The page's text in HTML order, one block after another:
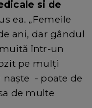
si de
ea. „Femeile
ani, dar gândul
într-un
pe mulți
- poate de
de multe